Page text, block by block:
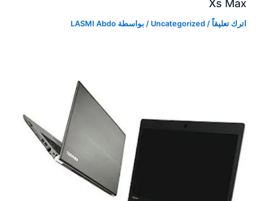
Xs Max
اترك تعليقاً /
Uncategorized/ بواسطة LASMI Abdo